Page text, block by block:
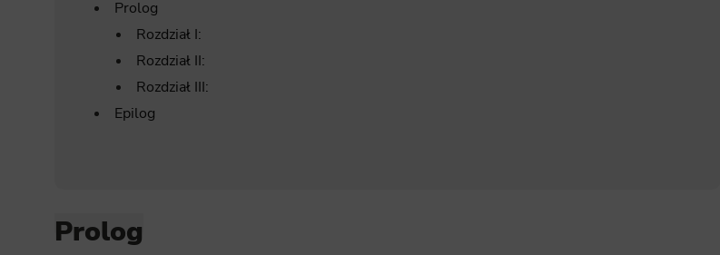
Prolog
Rozdział I:
Rozdział II:
Rozdział III:
Epilog
Prolog